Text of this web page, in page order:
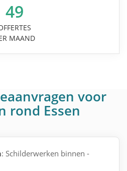
49
MAAND
voor
rond Essen
: Schilderwerken binnen -